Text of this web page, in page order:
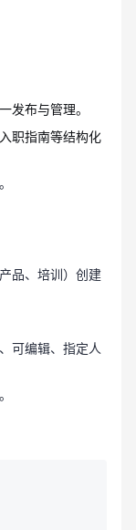
发布与管理。
职指南等结构化
品、培训）创建
可编辑、指定人